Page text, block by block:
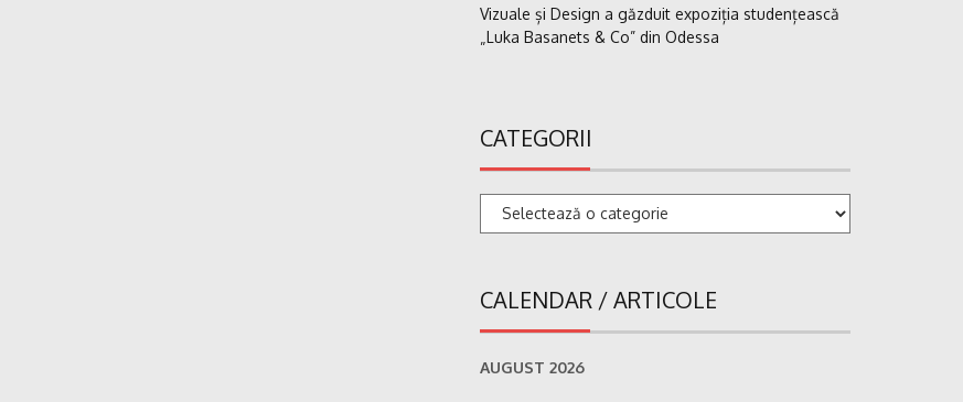
Vizuale și Design a găzduit expoziția studențească
„Luka Basanets & Co” din Odessa
CATEGORII
Categorii
CALENDAR / ARTICOLE
AUGUST 2026